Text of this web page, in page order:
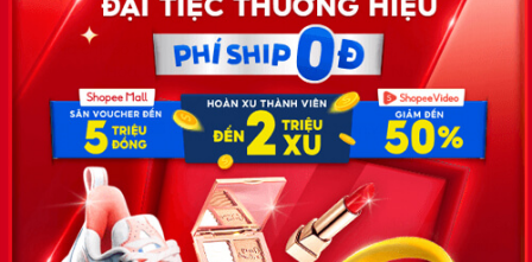
Công ty TNHH Eyeplus Online
Địa chỉ: Số 81, ngõ 68, đường Cầu Giấy, Tổ 05, Phường Quan
Hoa, Quận Cầu Giấy, TP Hà Nội, Việt Nam
SĐT: 0981 448 766
Email:hotro@timviec.com.vn
VỀ CHÚNG TÔI
News.timviec.com.vn là website cung cấp thông tin liên quan đến
nhân sự, nghề nghiệp do Timviec.com.vn vận hành nhằm giúp